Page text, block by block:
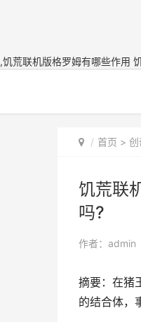
,饥荒联机版格罗姆有哪些作用
首页 > 创
饥荒联
吗?
作者： admin
摘要：在猪
的结合体，